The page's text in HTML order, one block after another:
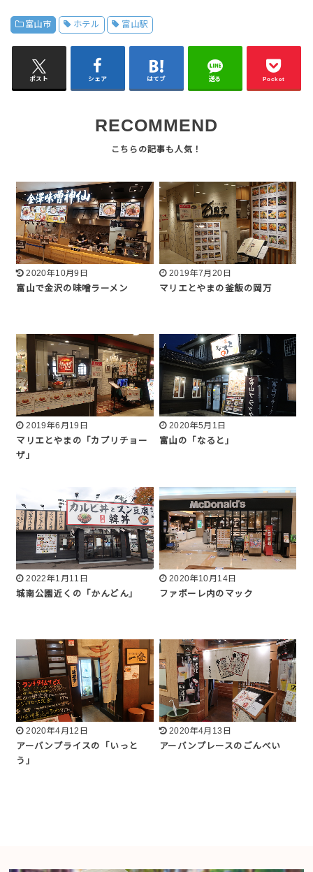
富山市 ホテル 富山駅
ポスト シェア はてブ 送る Pocket
RECOMMEND
2020年10月9日
富山で金沢の味噌ラーメン
2019年7月20日
マリエとやまの釜飯の岡万
2019年6月19日
マリエとやまの「カプリチョー
ザ」
2020年5月1日
富山の「なると」
2022年1月11日
城南公園近くの「かんどん」
2020年10月14日
ファボーレ内のマック
2020年4月12日
アーバンプライスの「いっと
う」
2020年4月13日
アーバンプレースのごんべい